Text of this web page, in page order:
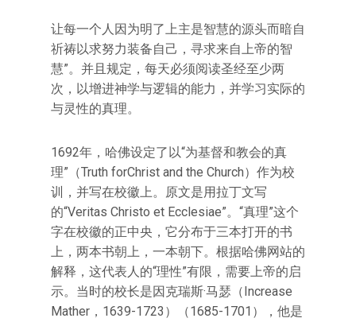
让每一个人因为明了上主是智慧的源头而暗自
祈祷以求努力装备自己，寻求来自上帝的智
慧”。并且规定，每天必须阅读圣经至少两
次，以增进神学与逻辑的能力，并学习实际的
与灵性的真理。
1692年，哈佛设定了以“为基督和教会的真
理”（Truth forChrist and the Church）作为校
训，并写在校徽上。原文是用拉丁文写
的“Veritas Christo et Ecclesiae”。“真理”这个
字在校徽的正中央，它分布于三本打开的书
上，两本书朝上，一本朝下。根据哈佛网站的
解释，这代表人的“理性”有限，需要上帝的启
示。当时的校长是因克瑞斯·马瑟（Increase
Mather，1639-1723）（1685-1701），他是